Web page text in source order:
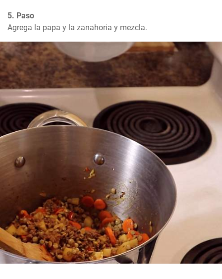
5. Paso
Agrega la papa y la zanahoria y mezcla.